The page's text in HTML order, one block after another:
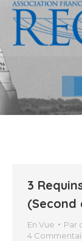
3
(Second
En Vue Par
4